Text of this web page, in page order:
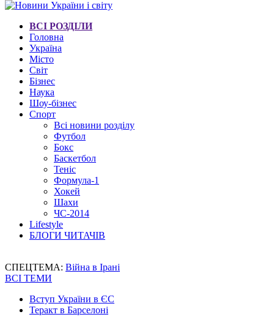
ВСІ РОЗДІЛИ
Головна
Україна
Місто
Світ
Бізнес
Наука
Шоу-бізнес
Спорт
Всі новини розділу
Футбол
Бокс
Баскетбол
Теніс
Формула-1
Хокей
Шахи
ЧС-2014
Lifestyle
БЛОГИ ЧИТАЧІВ
СПЕЦТЕМА: Війна в Ірані
ВСІ ТЕМИ
Вступ України в ЄС
Теракт в Барселоні